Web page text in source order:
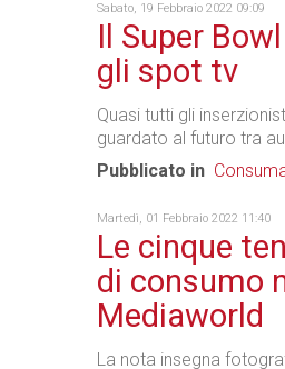
Sabato, 19 Febbraio 2022 09:09
Il Super
gli spot tv
Quasi tutti gli
guardato al futuro tra
Pubblicato in
Martedì, 01 Febbraio 2022 11:40
Le cinque
di consumo
Mediaworld
La nota insegna